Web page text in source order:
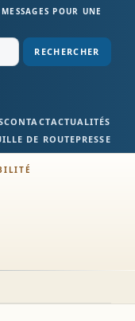
POUR UNE
RECHERCHER
CONTACTACTUALITÉS
DE ROUTEPRESSE